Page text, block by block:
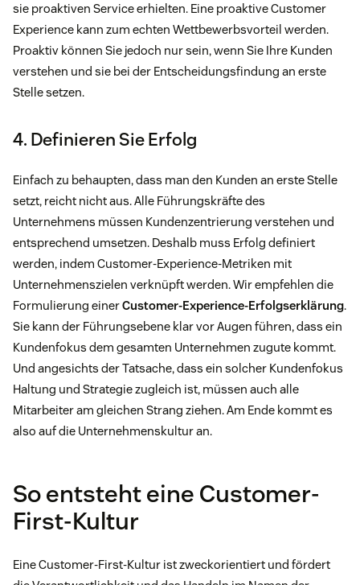
sie proaktiven Service erhielten. Eine proaktive Customer
Experience kann zum echten Wettbewerbsvorteil werden.
Proaktiv können Sie jedoch nur sein, wenn Sie Ihre Kunden
verstehen und sie bei der Entscheidungsfindung an erste
Stelle setzen.
4. Definieren Sie Erfolg
Einfach zu behaupten, dass man den Kunden an erste Stelle
setzt, reicht nicht aus. Alle Führungskräfte des
Unternehmens müssen Kundenzentrierung verstehen und
entsprechend umsetzen. Deshalb muss Erfolg definiert
werden, indem Customer-Experience-Metriken mit
Unternehmenszielen verknüpft werden. Wir empfehlen die
Formulierung einerCustomer-Experience-Erfolgserklärung.
Sie kann der Führungsebene klar vor Augen führen, dass ein
Kundenfokus dem gesamten Unternehmen zugute kommt.
Und angesichts der Tatsache, dass ein solcher Kundenfokus
Haltung und Strategie zugleich ist, müssen auch alle
Mitarbeiter am gleichen Strang ziehen. Am Ende kommt es
also auf die Unternehmenskultur an.
So entsteht eine Customer-
First-Kultur
Eine Customer-First-Kultur ist zweckorientiert und fördert